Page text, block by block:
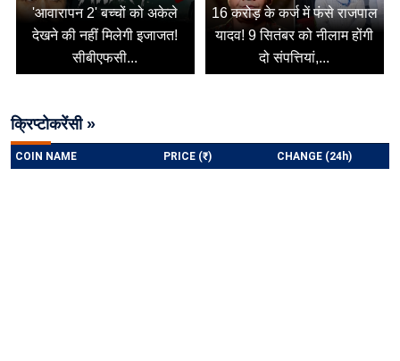
'आवारापन 2' बच्चों को अकेले
देखने की नहीं मिलेगी इजाजत!
सीबीएफसी...
16 करोड़ के कर्ज में फंसे राजपाल
यादव! 9 सितंबर को नीलाम होंगी
दो संपत्तियां,...
क्रिप्टोकरेंसी »